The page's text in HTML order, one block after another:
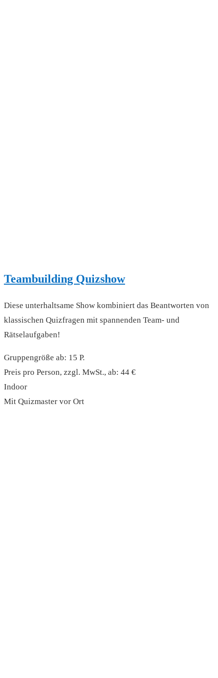
Teambuilding Quizshow
Diese unterhaltsame Show kombiniert das Beantworten von
klassischen Quizfragen mit spannenden Team- und
Rätselaufgaben!
Gruppengröße ab: 15 P.
Preis pro Person, zzgl. MwSt., ab: 44 €
Indoor
Mit Quizmaster vor Ort